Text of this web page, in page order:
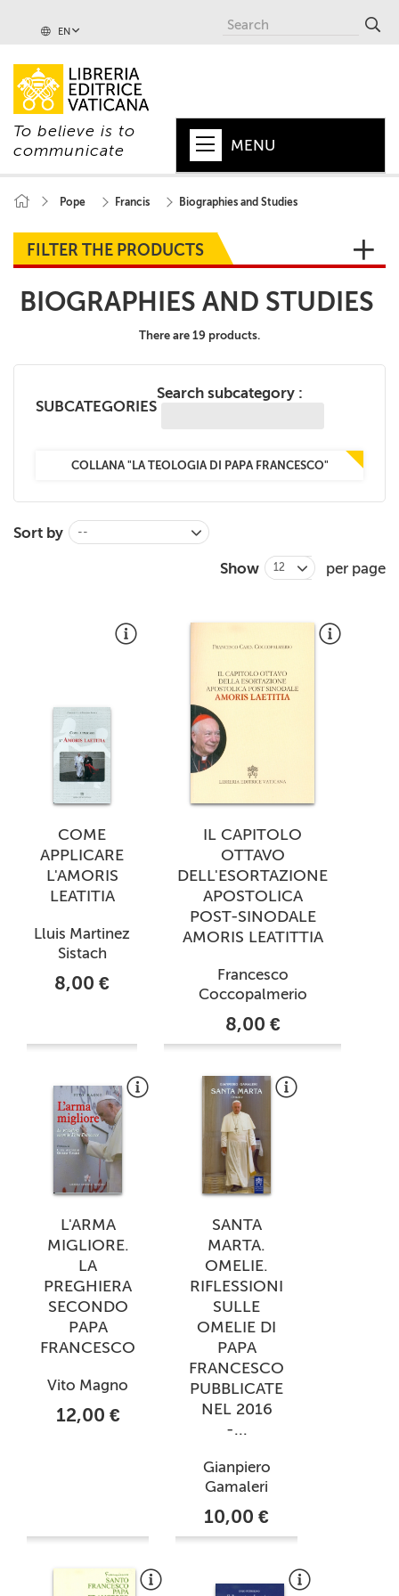
EN
To believe is to
communicate
MENU
POPE
+
VATICAN
+
CHURCH
WORLD
CEI
AUTORI VARI
Pope Francis Biographies and Studies
FILTER THE PRODUCTS
BIOGRAPHIES AND STUDIES
There are 19 products.
SUBCATEGORIES
Search subcategory :
COLLANA "LA TEOLOGIA DI PAPA FRANCESCO"
Sort by --
Show 12 per page
COME
APPLICARE
L'AMORIS
LEATITIA
Lluis Martinez
Sistach
8,00 €
IL CAPITOLO
OTTAVO
DELL'ESORTAZIONE
APOSTOLICA
POST-SINODALE
AMORIS LEATITTIA
Francesco
Coccopalmerio
8,00 €
L'ARMA
MIGLIORE.
LA
PREGHIERA
SECONDO
PAPA
FRANCESCO
Vito Magno
12,00 €
SANTA
MARTA.
OMELIE.
RIFLESSIONI
SULLE
OMELIE DI
PAPA
FRANCESCO
PUBBLICATE
NEL 2016
-...
Gianpiero
Gamaleri
10,00 €